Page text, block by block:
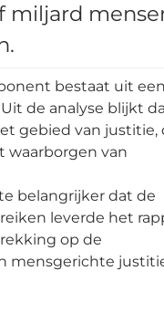
miljard
bestaat uit een
de analyse blijkt
gebied van justitie,
waarborgen van
belangrijker dat de
leverde het
op de
mensgerichte